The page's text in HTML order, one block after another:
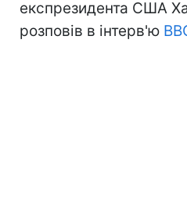
експрезидента США
розповів в інтерв'ю